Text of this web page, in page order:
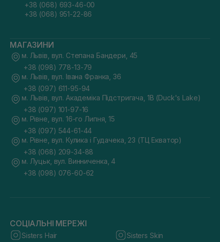
+38 (068) 693-46-00
+38 (068) 951-22-86
МАГАЗИНИ
м. Львів, вул. Степана Бандери, 45
+38 (098) 778-13-79
м. Львів, вул. Івана Франка, 36
+38 (097) 611-95-94
м. Львів, вул. Академіка Підстригача, 1В (Duck's Lake)
+38 (097) 101-97-16
м. Рівне, вул. 16-го Липня, 15
+38 (097) 544-61-44
м. Рівне, вул. Кулика і Гудачека, 23 (ТЦ Екватор)
+38 (068) 209-34-88
м. Луцьк, вул. Винниченка, 4
+38 (098) 076-60-62
СОЦІАЛЬНІ МЕРЕЖІ
Sisters Hair Sisters Skin